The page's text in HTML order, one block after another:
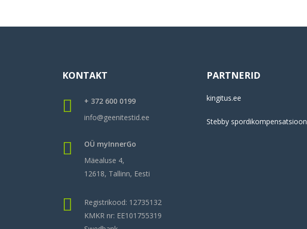
KONTAKT
+ 372 600 0199
info@geenitestid.ee
OÜ myInnerGo
Mäealuse 4,
12618, Tallinn, Eesti
Registrikood: 12735132
KMKR nr: EE101755319
PARTNERID
kingitus.ee
Stebby spordikompensatsioon